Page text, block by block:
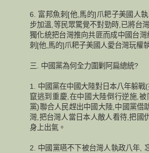
6. 富邦魚刺[他,馬的]爪耙子美國人
步加溫,等民眾驚覺不對勁時,已將台
獨化統把台灣推向共匪而成中國台
刺[他,馬的]爪耙子美國人愛台灣玩權
三. 中國黨為何全力圍剿阿扁總統?
1. 中國黨在中國大陸對日本八年躲戰
竄逃到重慶,在中國大陸倒行逆施,
黨)聯合人民趕出中國大陸,中國黨借
灣,把台灣人當日本人敵人看待,把國
身上出氣。
2. 中國黨嚥不下被台灣人執政八年,